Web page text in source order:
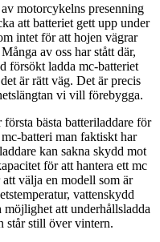
motorcykelns presenning
att batteriet gett upp under
intet för att hojen vägrar
av oss har stått där,
försökt ladda mc-batteriet
är rätt väg. Det är precis
vi vill förebygga.
bästa batteriladdare för
batteri man faktiskt har
kan sakna skydd mot
för att hantera ett mc
välja en modell som är
vattenskydd
att underhållsladda
står still över vintern.